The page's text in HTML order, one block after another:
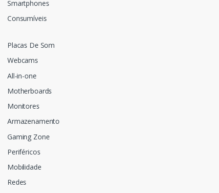
Smartphones
Consumíveis
Placas De Som
Webcams
All-in-one
Motherboards
Monitores
Armazenamento
Gaming Zone
Periféricos
Mobilidade
Redes